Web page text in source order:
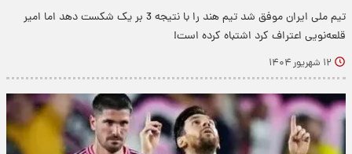
تیم ملی ایران موفق شد تیم هند را با نتیجه 3 بر یک شکست دهد اما امیر
قلعه‌نویی اعتراف کرد اشتباه کرده است!
۱۲ شهریور ۱۴۰۴